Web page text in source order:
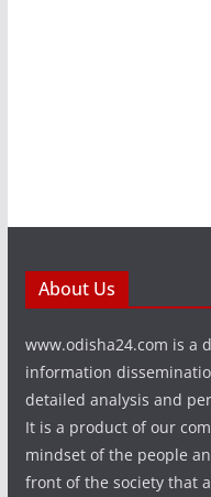
About Us
www.odisha24.com is a
information
detailed analysis and
It is a product of our
mindset of the people
front of the society that